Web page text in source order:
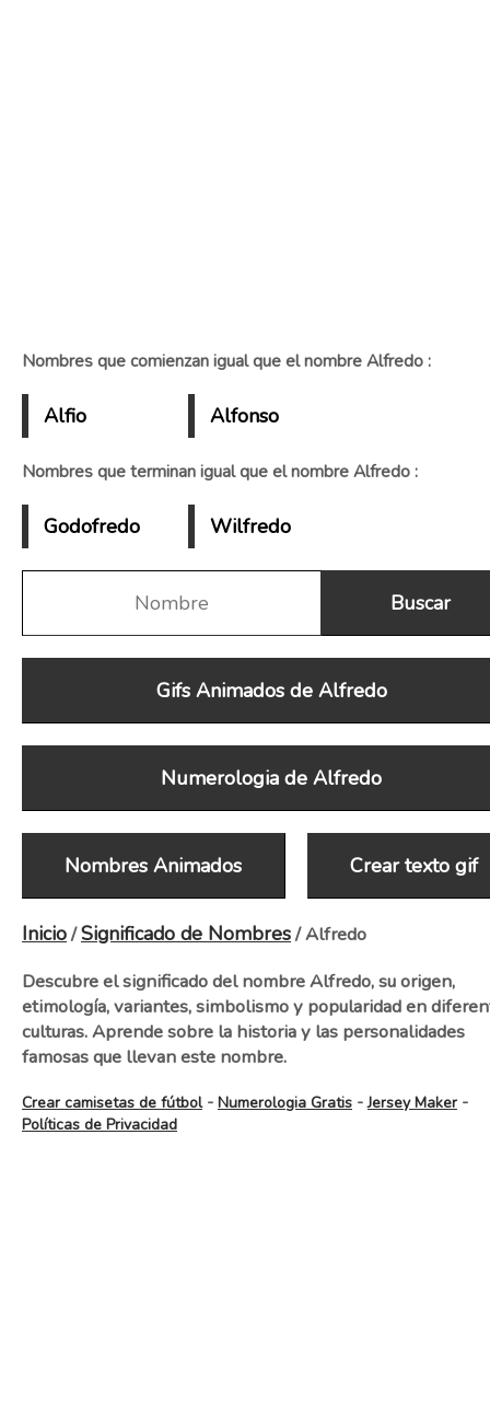
Nombres que comienzan igual que el nombre Alfredo :
Alfio Alfonso
Nombres que terminan igual que el nombre Alfredo :
Godofredo Wilfredo
Gifs Animados de Alfredo
Numerologia de Alfredo
Nombres Animados Crear texto gif
Inicio/Significado de Nombres/ Alfredo
Descubre el significado del nombre Alfredo, su origen,
etimología, variantes, simbolismo y popularidad en
culturas. Aprende sobre la historia y las personalidades
famosas que llevan este nombre.
Crear camisetas de fútbol- Numerologia Gratis -Jersey Maker-
Políticas de Privacidad